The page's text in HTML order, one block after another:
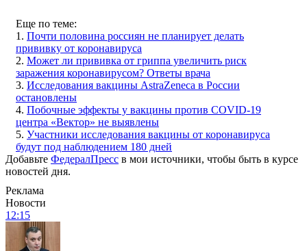
Еще по теме:
1. Почти половина россиян не планирует делать
прививку от коронавируса
2. Может ли прививка от гриппа увеличить риск
заражения коронавирусом? Ответы врача
3. Исследования вакцины AstraZeneca в России
остановлены
4. Побочные эффекты у вакцины против COVID-19
центра «Вектор» не выявлены
5. Участники исследования вакцины от коронавируса
будут под наблюдением 180 дней
Добавьте ФедералПресс в мои источники, чтобы быть в курсе
новостей дня.
Реклама
Новости
12:15